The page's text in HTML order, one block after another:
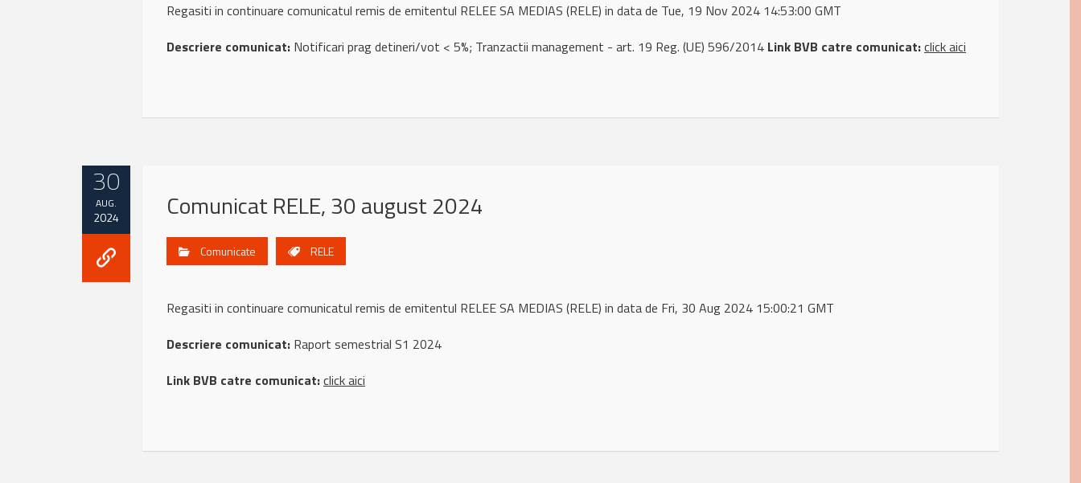
Regasiti in continuare comunicatul remis de emitentul RELEE SA MEDIAS (RELE) in data de Tue, 19 Nov 2024 14:53:00 GMT
Descriere comunicat: Notificari prag detineri/vot < 5%; Tranzactii management - art. 19 Reg. (UE) 596/2014 Link BVB catre comunicat:click aici
30
AUG.
2024 Comunicat RELE, 30 august 2024
Comunicate RELE
Regasiti in continuare comunicatul remis de emitentul RELEE SA MEDIAS (RELE) in data de Fri, 30 Aug 2024 15:00:21 GMT
Descriere comunicat: Raport semestrial S1 2024
Link BVB catre comunicat:click aici